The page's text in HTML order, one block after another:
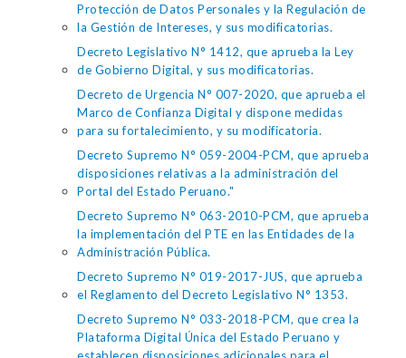
Protección de Datos Personales y la Regulación de
la Gestión de Intereses, y sus modificatorias.
Decreto Legislativo N° 1412, que aprueba la Ley
de Gobierno Digital, y sus modificatorias.
Decreto de Urgencia N° 007-2020, que aprueba el
Marco de Confianza Digital y dispone medidas
para su fortalecimiento, y su modificatoria.
Decreto Supremo N° 059-2004-PCM, que aprueba
disposiciones relativas a la administración del
Portal del Estado Peruano."
Decreto Supremo N° 063-2010-PCM, que aprueba
la implementación del PTE en las Entidades de la
Administración Pública.
Decreto Supremo N° 019-2017-JUS, que aprueba
el Reglamento del Decreto Legislativo N° 1353.
Decreto Supremo N° 033-2018-PCM, que crea la
Plataforma Digital Única del Estado Peruano y